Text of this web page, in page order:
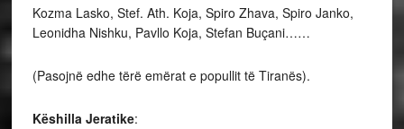
Kozma Lasko, Stef. Ath. Koja, Spiro Zhava, Spiro Janko,
Leonidha Nishku, Pavllo Koja, Stefan Buçani……
(Pasojnë edhe tërë emërat e popullit të Tiranës).
Këshilla Jeratike: